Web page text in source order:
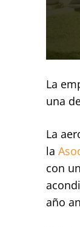
La
una
La
la
con
año